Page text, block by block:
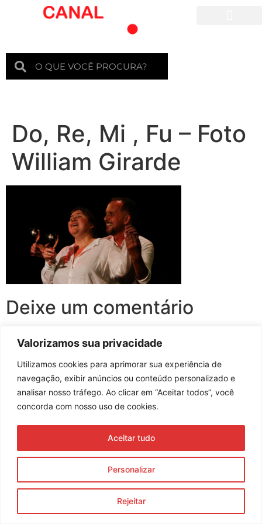
Valorizamos sua privacidade
Utilizamos cookies para aprimorar sua experiência de
navegação, exibir anúncios ou conteúdo personalizado e
analisar nosso tráfego. Ao clicar em “Aceitar todos”, você
concorda com nosso uso de cookies.
Personalizar
Rejeitar
Aceitar tudo
Do, Re, Mi , Fu – Foto
William Girarde
Deixe um comentário
Assine nossa newsletter
Enviar
Política de Privacidade e Termos de Uso